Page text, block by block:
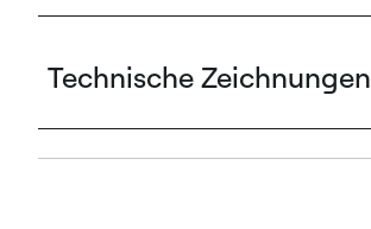
Technische Zeichnungen